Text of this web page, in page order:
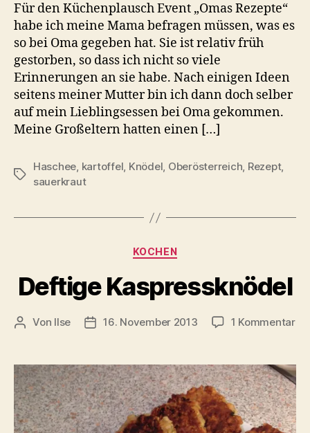
Für den Küchenplausch Event „Omas Rezepte“
habe ich meine Mama befragen müssen, was es
so bei Oma gegeben hat. Sie ist relativ früh
gestorben, so dass ich nicht so viele
Erinnerungen an sie habe. Nach einigen Ideen
seitens meiner Mutter bin ich dann doch selber
auf mein Lieblingsessen bei Oma gekommen.
Meine Großeltern hatten einen […]
Schlagwörter
Haschee, kartoffel, Knödel, Oberösterreich, Rezept,
sauerkraut
Kategorien
KOCHEN
Deftige Kaspressknödel
Beitragsautor
Von Ilse Beitragsdatum
16. November 2013 1 Kommentarzu